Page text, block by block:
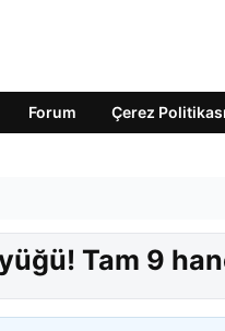
Forum Çerez Politikası
Tam 9